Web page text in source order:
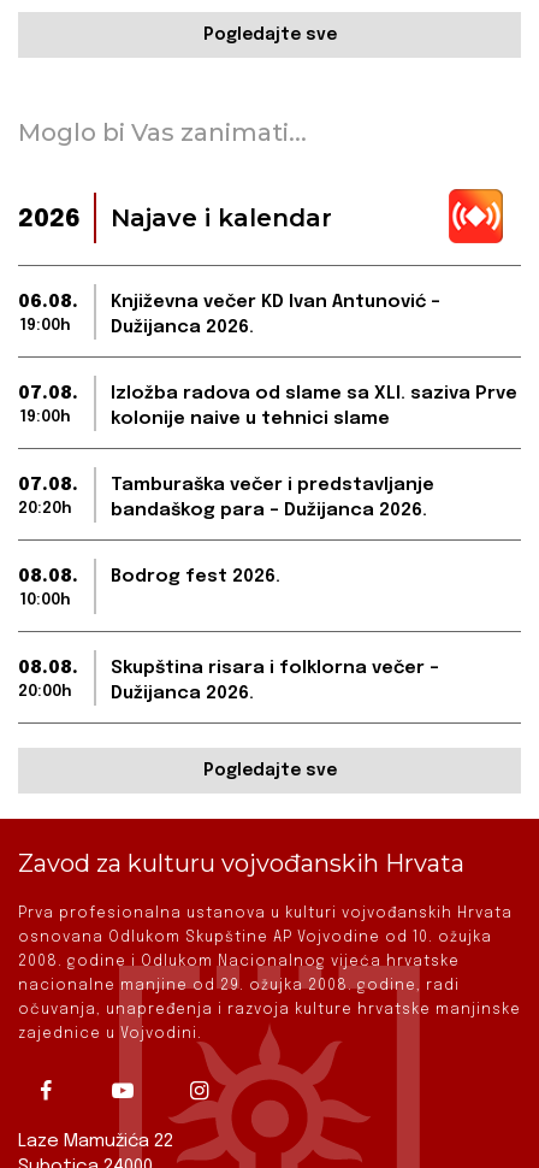
Pogledajte sve
Moglo bi Vas zanimati...
2026 Najave i kalendar
06.08.
19:00h
Književna večer KD Ivan Antunović –
Dužijanca 2026.
07.08.
19:00h
Izložba radova od slame sa XLI. saziva Prve
kolonije naive u tehnici slame
07.08.
20:20h
Tamburaška večer i predstavljanje
bandaškog para – Dužijanca 2026.
08.08.
10:00h
Bodrog fest 2026.
08.08.
20:00h
Skupština risara i folklorna večer –
Dužijanca 2026.
Pogledajte sve
Zavod za kulturu vojvođanskih Hrvata
Prva profesionalna ustanova u kulturi vojvođanskih Hrvata
osnovana Odlukom Skupštine AP Vojvodine od 10. ožujka
2008. godine i Odlukom Nacionalnog vijeća hrvatske
nacionalne manjine od 29. ožujka 2008. godine, radi
očuvanja, unapređenja i razvoja kulture hrvatske manjinske
zajednice u Vojvodini.
Laze Mamužića 22